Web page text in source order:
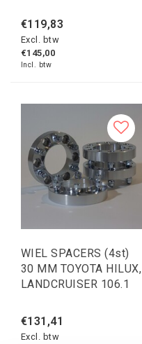
€119,83
Excl. btw
€145,00
Incl. btw
WIEL SPACERS (4st)
30 MM TOYOTA HILUX,
LANDCRUISER 106.1
€131,41
Excl. btw